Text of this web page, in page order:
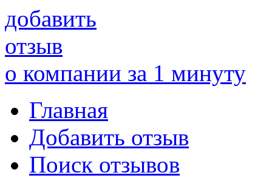
добавить
отзыв
о компании за 1 минуту
Главная
Добавить отзыв
Поиск отзывов